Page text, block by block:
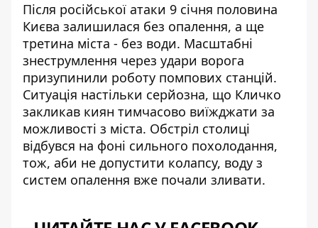
Після російської атаки 9 січня половина
Києва залишилася без опалення, а ще
третина міста - без води. Масштабні
знеструмлення через удари ворога
призупинили роботу помпових станцій.
Ситуація настільки серйозна, що Кличко
закликав киян тимчасово виїжджати за
можливості з міста. Обстріл столиці
відбувся на фоні сильного похолодання,
тож, аби не допустити колапсу, воду з
систем опалення вже почали зливати.